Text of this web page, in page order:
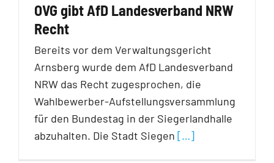
OVG gibt AfD Landesverband NRW
Recht
Bereits vor dem Verwaltungsgericht
Arnsberg wurde dem AfD Landesverband
NRW das Recht zugesprochen, die
Wahlbewerber-Aufstellungsversammlung
für den Bundestag in der Siegerlandhalle
abzuhalten. Die Stadt Siegen […]